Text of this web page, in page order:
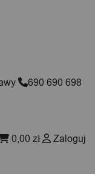
690 690 698
0,00 zł
Zaloguj